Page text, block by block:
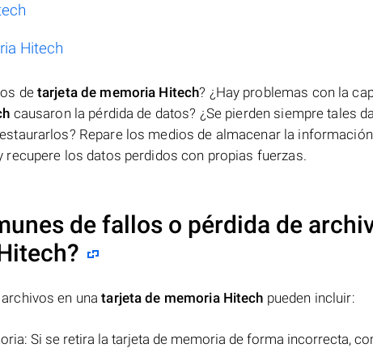
Hitech
de tarjeta de memoria Hitech? ¿Hay problemas con la
causaron la pérdida de datos? ¿Se pierden siempre tales
Repare los medios de almacenar la
los datos perdidos con propias fuerzas.
de fallos o pérdida de
?
en unatarjeta de memoria Hitech pueden incluir:
Si se retira la tarjeta de memoria de forma incorrecta,